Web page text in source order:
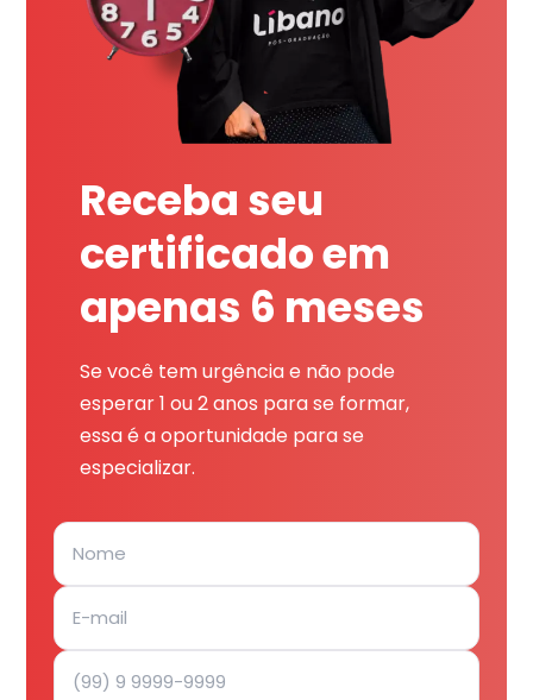
Receba seu
certificado em
apenas 6 meses
Se você tem urgência e não pode
esperar 1 ou 2 anos para se formar,
essa é a oportunidade para se
especializar.